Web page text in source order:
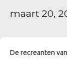
maart 20,
De recreanten